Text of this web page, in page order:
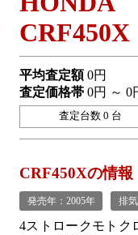
CRF450X
平均査定額0円
査定価格帯 0円 ～ 0
査定台数 0 台
CRF450Xの情報
発売年：2005年 排
4ストロークモトク